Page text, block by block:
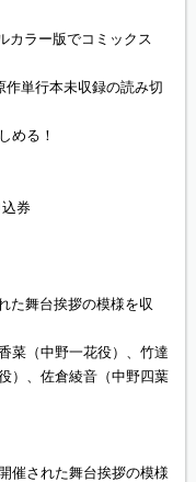
カラー版でコミックス
単行本未収録の読み切
める！
券
た舞台挨拶の模様を収
菜（中野一花役）、竹達
）、佐倉綾音（中野四葉
催された舞台挨拶の模様